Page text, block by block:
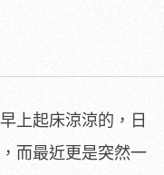
上起床涼涼的，日
而最近更是突然一